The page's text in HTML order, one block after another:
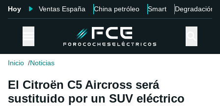
Hoy Ventas España China petróleo Smart Degradación
Inicio Noticias
El Citroën C5 Aircross será
sustituido por un SUV eléctrico